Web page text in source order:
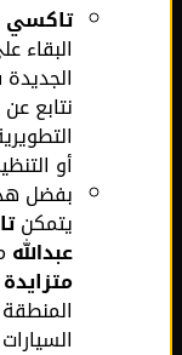
تاكسي
البقاء
الجديدة
نتابع عن
التطويرية
أو
بفضل هذه
يتمكن
عبداللهمن
متزايدة
المنطقة
السيارات